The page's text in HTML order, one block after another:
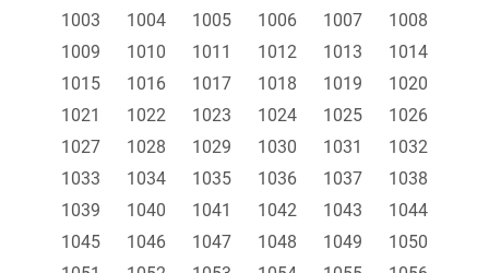
1003
1004 1005 1006 1007
1008
1009
1010 1011 1012 1013
1014
1015
1016 1017 1018 1019
1020
1021
1022 1023 1024 1025
1026
1027
1028 1029 1030 1031
1032
1033
1034 1035 1036 1037
1038
1039
1040 1041 1042 1043
1044
1045
1046 1047 1048 1049
1050